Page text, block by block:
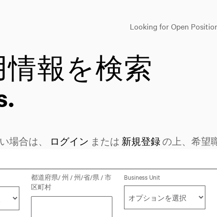
Looking for Open
報を検索
場合は、 ログイン または 新規登録の上、希望
都道府県/ 州 / 州/省/県 / 市
区町村
Business Unit